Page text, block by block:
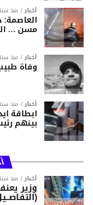
أخبار منذ
مسن …
أخبار منذ
وفاة
أخبار منذ
بينهم
أخبار منذ
وزير